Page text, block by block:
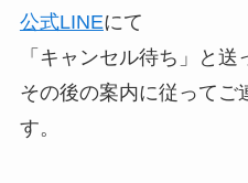
公式LINEにて
「キャンセル待ち」と送
その後の案内に従ってご
す。